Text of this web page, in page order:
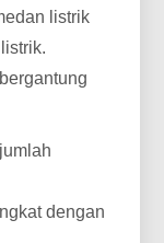
listrik
dengan